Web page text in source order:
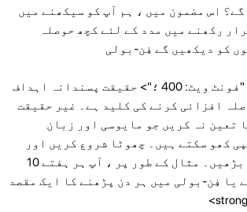
اس مضمون میں ، ہم آپ کو سیکھنے میں
رکھنے میں مدد کے لئے کچھ حوصلہ
کو دیکھیں گے فِن-بولی
<اسپین اسٹائل = "فونٹ ویٹ: 400 ؛"> حقیقت پسندانہ اہداف
افزائی کرنے کی کلید ہے۔ غیر حقیقت
تعین نہ کریں جو مایوسی اور زبان
کھو سکتے ہیں۔ چھوٹا شروع کریں اور
آہستہ آہستہ آگے بڑھیں۔ مثال کے طور پر ، آپ ہر ہفتے 10
یا فِن-بولی میں ہر دن پڑھنے کا ایک مقصد